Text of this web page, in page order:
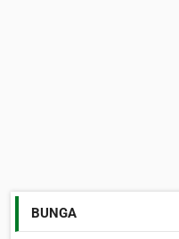
BUNGA